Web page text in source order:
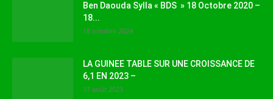
Ben Daouda Sylla « BDS » 18 Octobre 2020 –
18...
18 octobre 2024
LA GUINEE TABLE SUR UNE CROISSANCE DE
6,1 EN 2023 –
17 août 2023